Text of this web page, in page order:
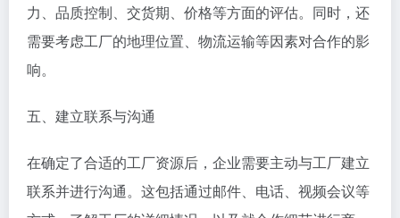
力、品质控制、交货期、价格等方面的评估。同时，还
需要考虑工厂的地理位置、物流运输等因素对合作的影
响。
五、建立联系与沟通
在确定了合适的工厂资源后，企业需要主动与工厂建立
联系并进行沟通。这包括通过邮件、电话、视频会议等